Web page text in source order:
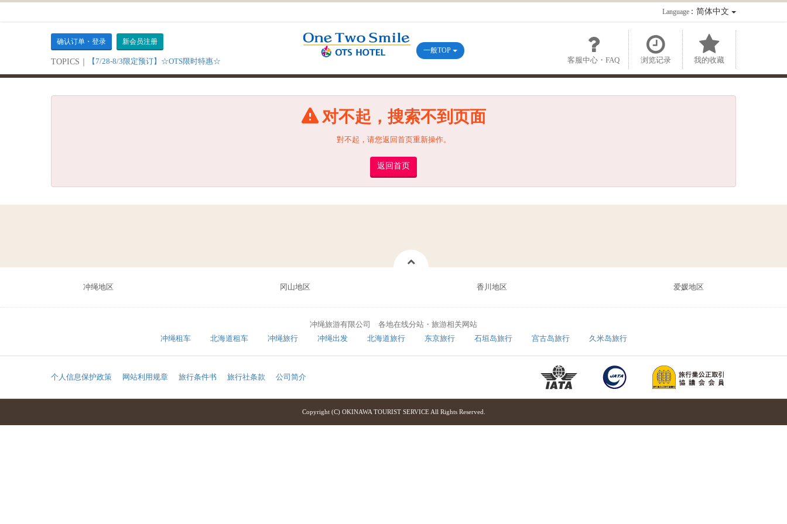
Language：简体中文
确认订单・登录 新会员注册
TOPICS｜ 【7/28-8/3限定预订】☆OTS限时特惠☆ 客服中心・FAQ 浏览记录 我的收藏
一般TOP
对不起，搜索不到页面
對不起，请您返回首页重新操作。
返回首页
冲绳地区 冈山地区 香川地区 爱媛地区
冲绳旅游有限公司 各地在线分站・旅游相关网站
冲绳租车
北海道租车 冲绳旅行 冲绳出发 北海道旅行 东京旅行 石垣岛旅行 宫古岛旅行 久米岛旅行
个人信息保护政策 网站利用规章 旅行条件书 旅行社条款 公司简介
Copyright (C) OKINAWA TOURIST SERVICE All Rights Reserved.